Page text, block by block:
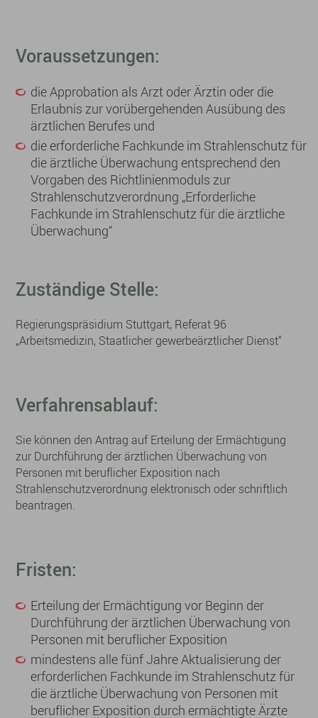
Voraussetzungen:
die Approbation als Arzt oder Ärztin oder die
Erlaubnis zur vorübergehenden Ausübung des
ärztlichen Berufes und
die erforderliche Fachkunde im Strahlenschutz für
die ärztliche Überwachung entsprechend den
Vorgaben des Richtlinienmoduls zur
Strahlenschutzverordnung „Erforderliche
Fachkunde im Strahlenschutz für die ärztliche
Überwachung“
Zuständige Stelle:
Regierungspräsidium Stuttgart, Referat 96
„Arbeitsmedizin, Staatlicher gewerbeärztlicher Dienst“
Verfahrensablauf:
Sie können den Antrag auf Erteilung der Ermächtigung
zur Durchführung der ärztlichen Überwachung von
Personen mit beruflicher Exposition nach
Strahlenschutzverordnung elektronisch oder schriftlich
beantragen.
Fristen:
Erteilung der Ermächtigung vor Beginn der
Durchführung der ärztlichen Überwachung von
Personen mit beruflicher Exposition
mindestens alle fünf Jahre Aktualisierung der
erforderlichen Fachkunde im Strahlenschutz für
die ärztliche Überwachung von Personen mit
beruflicher Exposition durch ermächtigte Ärzte